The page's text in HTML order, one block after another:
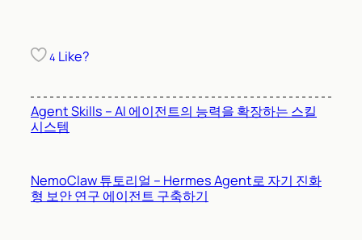
4 Like?
Agent Skills – AI 에이전트의 능력을 확장하는 스킬
시스템
NemoClaw 튜토리얼 – Hermes Agent로 자기 진화
형 보안 연구 에이전트 구축하기